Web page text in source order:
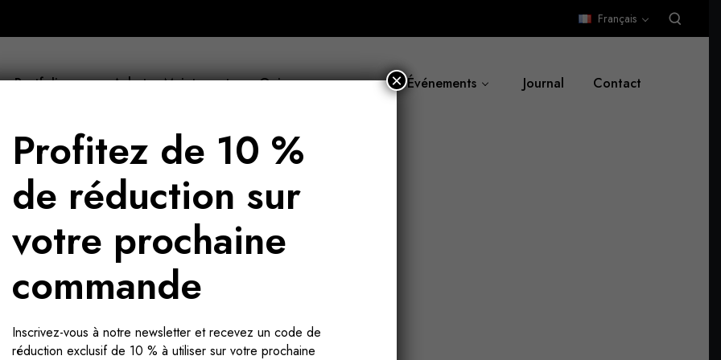
Français
Portfolio Acheter Maintenant Qui sommes-nous Événements Journal Contact
Jura
Profitez de 10 %
de réduction sur
votre prochaine
commande
Inscrivez-vous à notre newsletter et recevez un code de
réduction exclusif de 10 % à utiliser sur votre prochaine
×